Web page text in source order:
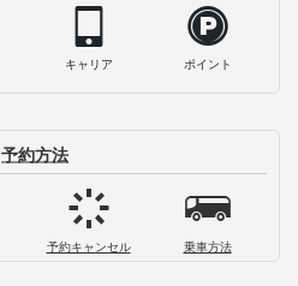
キャリア ポイント
予約方法
予約キャンセル 乗車方法